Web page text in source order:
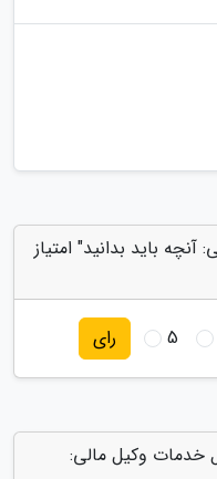
باید بدانید" امتیاز
5 رای
خدمات وکیل مالی: